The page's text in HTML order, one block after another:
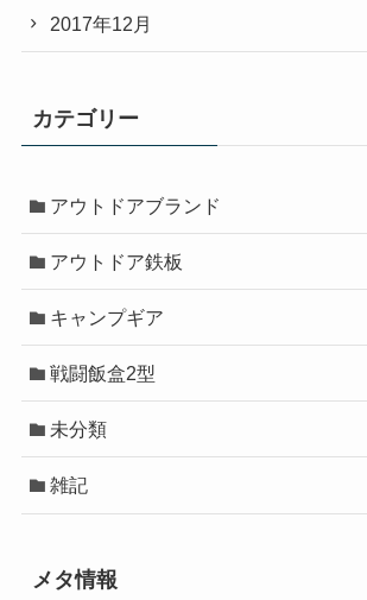
2017年12月
カテゴリー
アウトドアブランド
アウトドア鉄板
キャンプギア
戦闘飯盒2型
未分類
雑記
メタ情報